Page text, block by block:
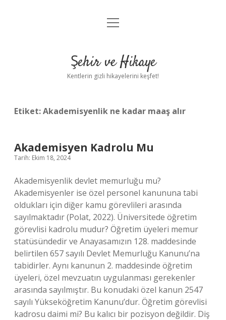
Anasayfa
Yasal Uyarı
menüyü
Şehir ve Hikaye
Kentlerin gizli hikayelerini keşfet!
Etiket:Akademisyenlik ne kadar maaş alır
Akademisyen Kadrolu Mu
Tarih: Ekim 18, 2024
Akademisyenlik devlet memurluğu mu?
Akademisyenler ise özel personel kanununa tabi
oldukları için diğer kamu görevlileri arasında
sayılmaktadır (Polat, 2022). Üniversitede öğretim
görevlisi kadrolu mudur? Öğretim üyeleri memur
statüsündedir ve Anayasamızın 128. maddesinde
belirtilen 657 sayılı Devlet Memurluğu Kanunu’na
tabidirler. Aynı kanunun 2. maddesinde öğretim
üyeleri, özel mevzuatın uygulanması gerekenler
arasında sayılmıştır. Bu konudaki özel kanun 2547
sayılı Yükseköğretim Kanunu’dur. Öğretim görevlisi
kadrosu daimi mi? Bu kalıcı bir pozisyon değildir. Diş